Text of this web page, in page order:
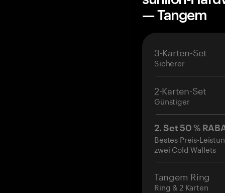
— Tangem
3-Karten-Set
Sicherer
2-Karten-Set
Günstiger
2. Set 50 %
Bestes Preis-
zwei Cold Wallets
Tangem Ring
Ring & 2 Karten